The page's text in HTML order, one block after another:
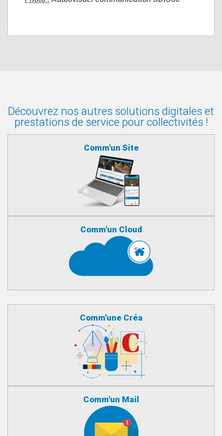
Découvrez nos autres solutions digitales et
prestations de service pour collectivités !
Comm'un Site
Comm'un Cloud
Comm'une Créa
Comm'un Mail